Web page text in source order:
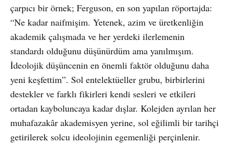
çarpıcı bir örnek; Ferguson, en son yapılan röportajda:
“Ne kadar naifmişim. Yetenek, azim ve üretkenliğin
akademik çalışmada ve her yerdeki ilerlemenin
standardı olduğunu düşünürdüm ama yanılmışım.
İdeolojik düşüncenin en önemli faktör olduğunu daha
yeni keşfettim”. Sol entelektüeller grubu, birbirlerini
destekler ve farklı fikirleri kendi sesleri ve etkileri
ortadan kayboluncaya kadar dışlar. Kolejden ayrılan her
muhafazakâr akademisyen yerine, sol eğilimli bir tarihçi
getirilerek solcu ideolojinin egemenliği perçinlenir.